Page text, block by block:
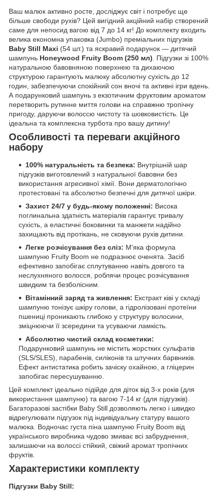
Ваш малюк активно росте, досліджує світ і потребує ще
більше свободи рухів? Цей вигідний акційний набір створений
саме для непосид вагою від 7 до 14 кг! До комплекту входить
велика економна упаковка (Jumbo) преміальних підгузків
Baby Still Maxi (54 шт.) та яскравий подарунок — дитячий
шампунь Honeywood Fruity Boom (250 мл). Підгузки зі 100%
натуральною бавовняною поверхнею та дихаючою
структурою гарантують малюку абсолютну сухість до 12
годин, забезпечуючи спокійний сон вночі та активні ігри вдень.
А подарунковий шампунь з екзотичним фруктовим ароматом
перетворить рутинне миття голови на справжню тропічну
пригоду, даруючи волоссю чистоту та шовковистість. Це
ідеальна та комплексна турбота про вашу дитину!
Особливості та переваги акційного
набору
100% натуральність та безпека: Внутрішній шар
підгузків виготовлений з натуральної бавовни без
використання агресивної хімії. Вони дерматологічно
протестовані та абсолютно безпечні для дитячої шкіри.
Захист 24/7 у будь-якому положенні: Висока
поглинальна здатність матеріалів гарантує тривалу
сухість, а еластичні боковинки та манжети надійно
захищають від протікань, не сковуючи рухів дитини.
Легке розчісування без сліз: М'яка формула
шампуню Fruity Boom не подразнює оченята. Засіб
ефективно запобігає сплутуванню навіть довгого та
неслухняного волосся, роблячи процес розчісування
швидким та безболісним.
Вітамінний заряд та живлення: Екстракт ківі у складі
шампуню тонізує шкіру голови, а гідролізовані протеїни
пшениці проникають глибоко у структуру волосини,
зміцнюючи її зсередини та усуваючи ламкість.
Абсолютно чистий склад косметики:
Подарунковий шампунь не містить жорстких сульфатів
(SLS/SLES), парабенів, силіконів та штучних барвників.
Ефект антистатика робить зачіску охайною, а гліцерин
запобігає пересушуванню.
Цей комплект ідеально підійде для діток від 3-х років (для
використання шампуню) та вагою 7-14 кг (для підгузків).
Багаторазові застібки Baby Still дозволяють легко і швидко
відрегулювати підгузок під індивідуальну статуру вашого
малюка. Водночас густа піна шампуню Fruity Boom від
українського виробника чудово змиває всі забруднення,
залишаючи на волоссі стійкий, свіжий аромат тропічних
фруктів.
Характеристики комплекту
Підгузки Baby Still: